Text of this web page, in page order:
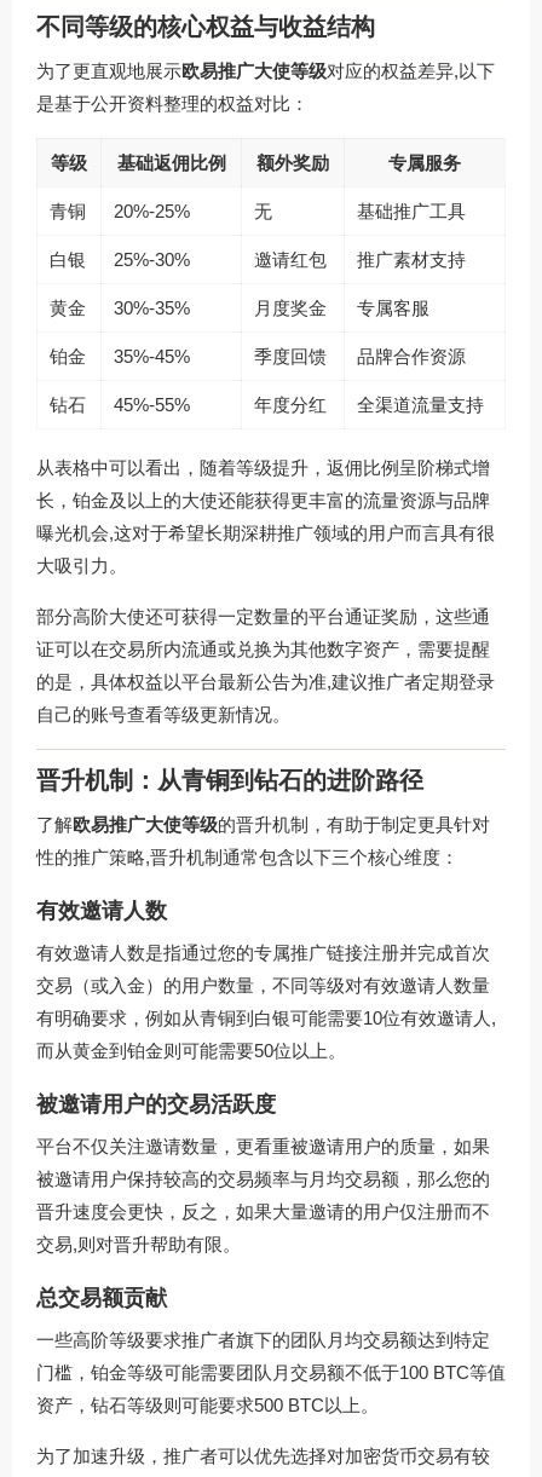
不同等级的核心权益与收益结构
为了更直观地展示欧易推广大使等级对应的权益差异,以下
是基于公开资料整理的权益对比：
等级 基础返佣比例 额外奖励 专属服务
青铜 20%-25% 无 基础推广工具
白银 25%-30% 邀请红包 推广素材支持
黄金 30%-35% 月度奖金 专属客服
铂金 35%-45% 季度回馈 品牌合作资源
钻石 45%-55% 年度分红 全渠道流量支持
从表格中可以看出，随着等级提升，返佣比例呈阶梯式增
长，铂金及以上的大使还能获得更丰富的流量资源与品牌
曝光机会,这对于希望长期深耕推广领域的用户而言具有很
大吸引力。
部分高阶大使还可获得一定数量的平台通证奖励，这些通
证可以在交易所内流通或兑换为其他数字资产，需要提醒
的是，具体权益以平台最新公告为准,建议推广者定期登录
自己的账号查看等级更新情况。
晋升机制：从青铜到钻石的进阶路径
了解欧易推广大使等级的晋升机制，有助于制定更具针对
性的推广策略,晋升机制通常包含以下三个核心维度：
有效邀请人数
有效邀请人数是指通过您的专属推广链接注册并完成首次
交易（或入金）的用户数量，不同等级对有效邀请人数量
有明确要求，例如从青铜到白银可能需要10位有效邀请人,
而从黄金到铂金则可能需要50位以上。
被邀请用户的交易活跃度
平台不仅关注邀请数量，更看重被邀请用户的质量，如果
被邀请用户保持较高的交易频率与月均交易额，那么您的
晋升速度会更快，反之，如果大量邀请的用户仅注册而不
交易,则对晋升帮助有限。
总交易额贡献
一些高阶等级要求推广者旗下的团队月均交易额达到特定
门槛，铂金等级可能需要团队月交易额不低于100 BTC等值
资产，钻石等级则可能要求500 BTC以上。
为了加速升级，推广者可以优先选择对加密货币交易有较